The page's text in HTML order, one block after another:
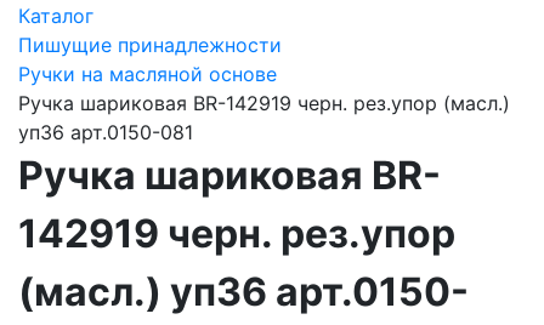
Каталог
Пишущие принадлежности
Ручки на масляной основе
Ручка шариковая BR-142919 черн. рез.упор (масл.)
уп36 арт.0150-081
Ручка шариковая BR-
142919 черн. рез.упор
(масл.) уп36 арт.0150-